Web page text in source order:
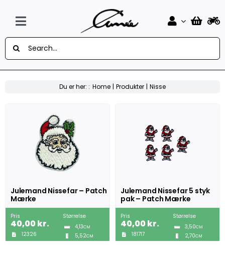
contentToggle
Navigation
Forside
Design Selv Mærker
Musik
Sport
Søg
efter:
Du er her: : Home Produkter Nisse
Julemand Nissefar – Patch
Mærke
Pris
40,00kr.
12326
Størrelse
4,13CM
5,52CM
Julemand Nissefar 5 styk
pak – Patch Mærke
Pris
40,00kr.
181717
Størrelse
3,50CM
2,70CM